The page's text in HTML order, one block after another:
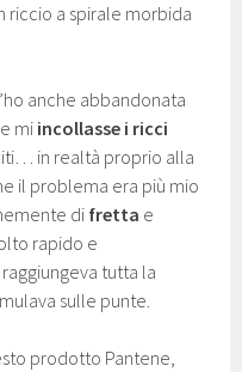
riccio a spirale morbida
anche abbandonata
miincollasse i ricci
in realtà proprio alla
il problema era più mio
di fretta e
rapido e
tutta la
sulle punte.
prodotto Pantene,